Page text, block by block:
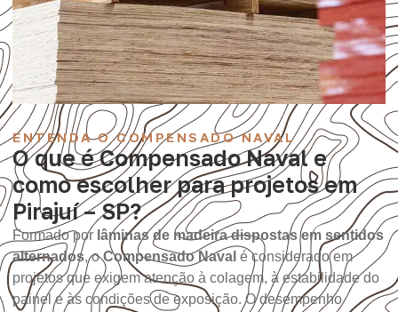
ENTENDA O COMPENSADO NAVAL
O que é Compensado Naval e
como escolher para projetos em
Pirajuí – SP?
Formado por lâminas de madeira dispostas em sentidos
alternados, oCompensado Naval é considerado em
projetos que exigem atenção à colagem, à estabilidade do
painel e às condições de exposição. O desempenho